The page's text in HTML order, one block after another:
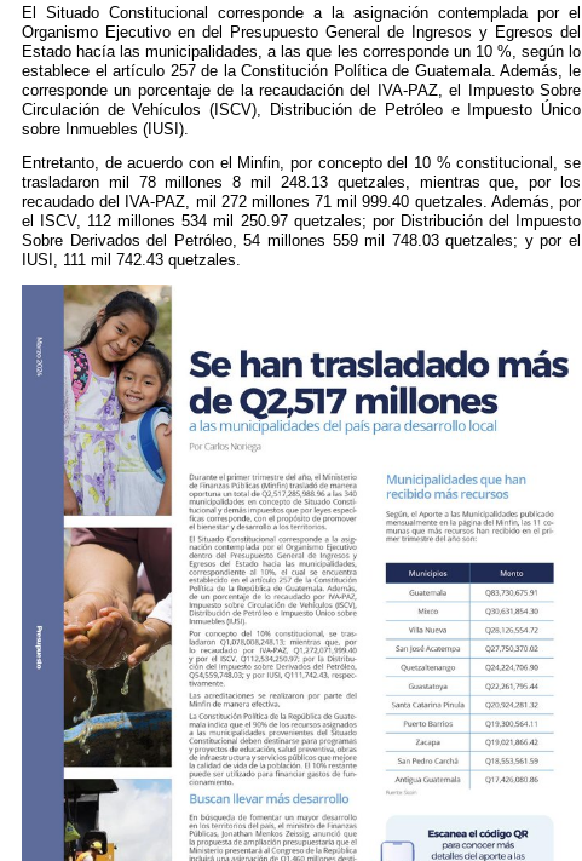
El Situado Constitucional corresponde a la asignación contemplada por el
Organismo Ejecutivo en del Presupuesto General de Ingresos y Egresos del
Estado hacía las municipalidades, a las que les corresponde un 10 %, según lo
establece el artículo 257 de la Constitución Política de Guatemala. Además, le
corresponde un porcentaje de la recaudación del IVA-PAZ, el Impuesto Sobre
Circulación de Vehículos (ISCV), Distribución de Petróleo e Impuesto Único
sobre Inmuebles (IUSI).
Entretanto, de acuerdo con el Minfin, por concepto del 10 % constitucional, se
trasladaron mil 78 millones 8 mil 248.13 quetzales, mientras que, por los
recaudado del IVA-PAZ, mil 272 millones 71 mil 999.40 quetzales. Además, por
el ISCV, 112 millones 534 mil 250.97 quetzales; por Distribución del Impuesto
Sobre Derivados del Petróleo, 54 millones 559 mil 748.03 quetzales; y por el
IUSI, 111 mil 742.43 quetzales.